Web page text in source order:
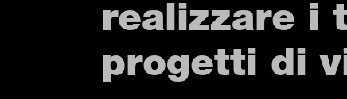
realizzare i
progetti di